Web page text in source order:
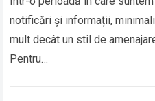
notificări și informații,
mult decât un stil de
Pentru…